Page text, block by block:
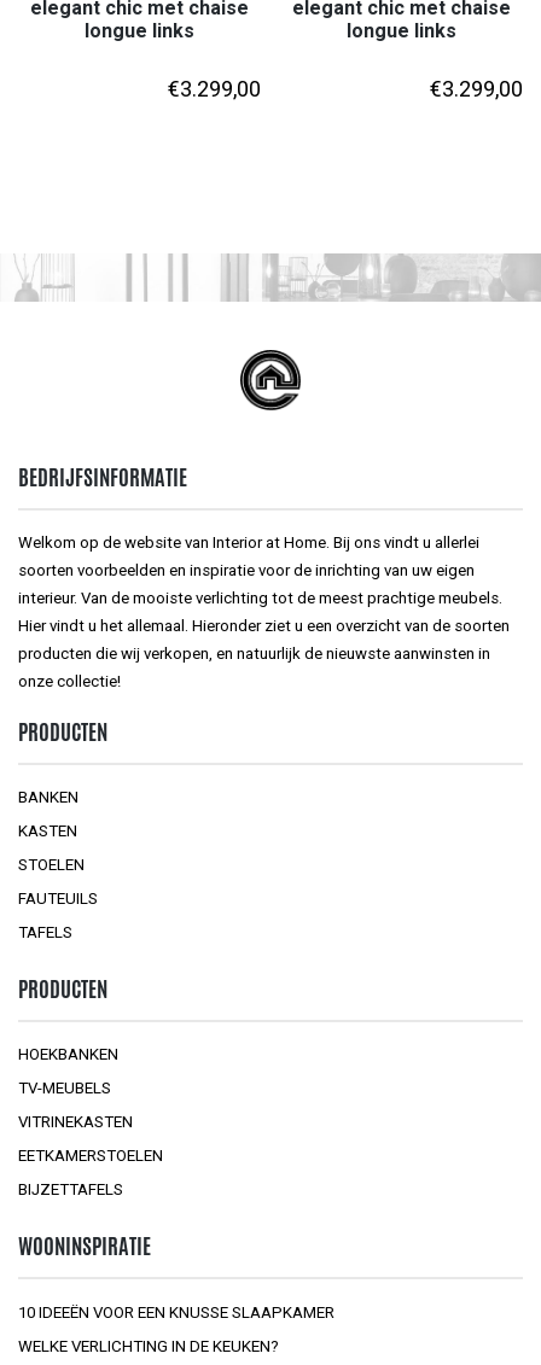
elegant chic met chaise
longue links
€3.299,00
elegant chic met chaise
longue links
€3.299,00
BEDRIJFSINFORMATIE
Welkom op de website van Interior at Home. Bij ons vindt u allerlei
soorten voorbeelden en inspiratie voor de inrichting van uw eigen
interieur. Van de mooiste verlichting tot de meest prachtige meubels.
Hier vindt u het allemaal. Hieronder ziet u een overzicht van de soorten
producten die wij verkopen, en natuurlijk de nieuwste aanwinsten in
onze collectie!
PRODUCTEN
BANKEN
KASTEN
STOELEN
FAUTEUILS
TAFELS
PRODUCTEN
HOEKBANKEN
TV-MEUBELS
VITRINEKASTEN
EETKAMERSTOELEN
BIJZETTAFELS
WOONINSPIRATIE
10 IDEEËN VOOR EEN KNUSSE SLAAPKAMER
WELKE VERLICHTING IN DE KEUKEN?